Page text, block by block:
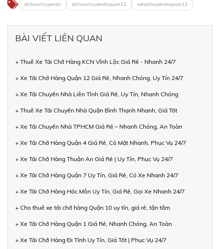
dichvuchuyendo dichvuchuyendoquan12 xetaichuyendoquan12
BÀI VIẾT LIÊN QUAN
+ Thuê Xe Tải Chở Hàng KCN Vĩnh Lộc Giá Rẻ - Nhanh 24/7
+ Xe Tải Chở Hàng Quận 12 Giá Rẻ, Nhanh Chóng, Uy Tín 24/7
+ Xe Tải Chuyển Nhà Liên Tỉnh Giá Rẻ, Uy Tín, Nhanh Chóng
+ Thuê Xe Tải Chuyển Nhà Quận Bình Thạnh Nhanh, Giá Tốt
+ Xe Tải Chuyển Nhà TPHCM Giá Rẻ – Nhanh Chóng, An Toàn
+ Xe Tải Chở Hàng Quận 4 Giá Rẻ, Có Mặt Nhanh, Phục Vụ 24/7
+ Xe Tải Chở Hàng Thuận An Giá Rẻ | Uy Tín, Phục Vụ 24/7
+ Xe Tải Chở Hàng Quận 7 Uy Tín, Giá Rẻ, Có Xe Nhanh 24/7
+ Xe Tải Chở Hàng Hóc Môn Uy Tín, Giá Rẻ, Gọi Xe Nhanh 24/7
+ Cho thuê xe tải chở hàng Quận 10 uy tín, giá rẻ, tận tâm
+ Xe Tải Chở Hàng Quận 1 Giá Rẻ, Nhanh Chóng, An Toàn
+ Xe Tải Chở Hàng Đi Tỉnh Uy Tín, Giá Tốt | Phục Vụ 24/7